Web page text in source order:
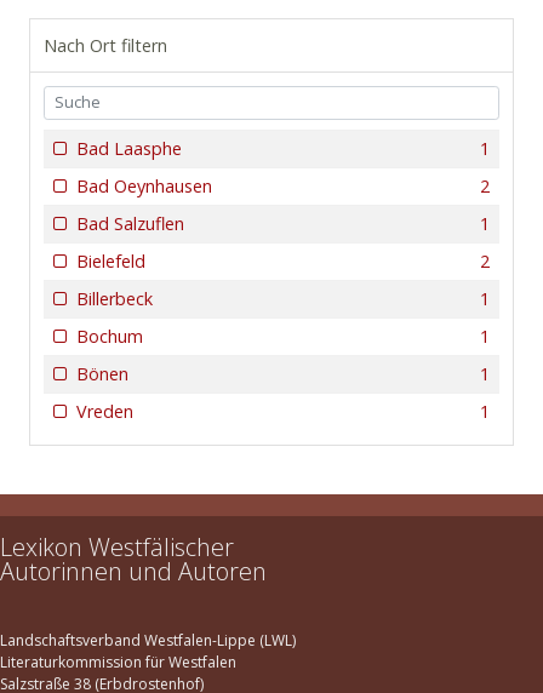
Nach Ort filtern
1
Bad Laasphe
2
Bad Oeynhausen
1
Bad Salzuflen
2
Bielefeld
1
Billerbeck
1
Bochum
1
Bönen
1
Vreden
Lexikon Westfälischer
Autorinnen und Autoren
Landschaftsverband Westfalen-Lippe (LWL)
Literaturkommission für Westfalen
Salzstraße 38 (Erbdrostenhof)